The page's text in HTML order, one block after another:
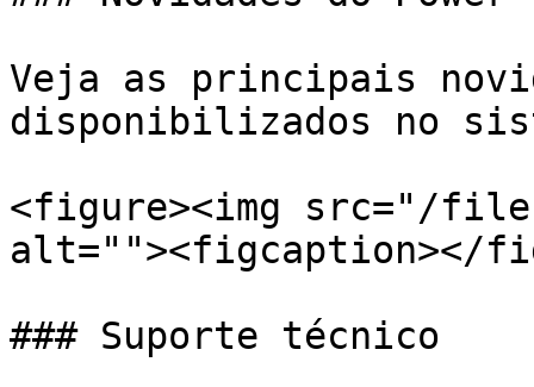
Veja as principais
disponibilizados no
<figure><img src="/files/
alt=""><figcaption></
### Suporte técnico